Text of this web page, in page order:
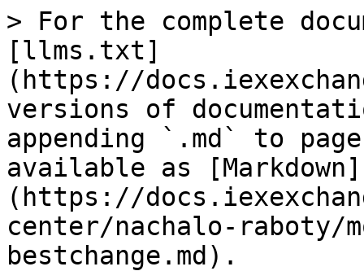
> For the complete
[llms.txt]
(https://
versions of
appending `.md` to
available as [Markdown]
(https://
center/nachalo-raboty/
bestchange.md).